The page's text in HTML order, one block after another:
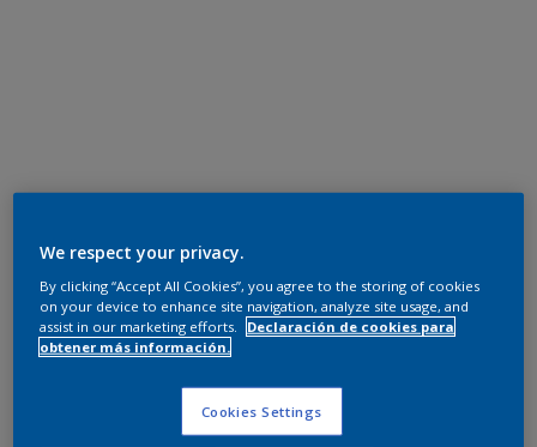
We respect your privacy.
By clicking “Accept All Cookies”, you agree to the storing of cookies
on your device to enhance site navigation, analyze site usage, and
assist in our marketing efforts.
Declaración de cookies para
obtener más información.
Cookies Settings